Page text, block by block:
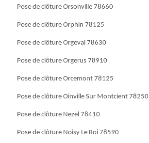
Pose de clôture Orsonville 78660
Pose de clôture Orphin 78125
Pose de clôture Orgeval 78630
Pose de clôture Orgerus 78910
Pose de clôture Orcemont 78125
Pose de clôture Oinville Sur Montcient 78250
Pose de clôture Nezel 78410
Pose de clôture Noisy Le Roi 78590